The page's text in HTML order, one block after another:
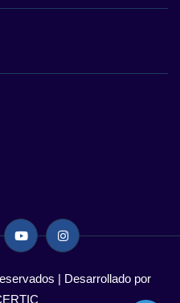
| Desarrollado por